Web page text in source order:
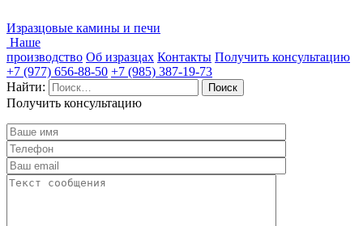
Изразцовые камины и печи
Наше
производство Об изразцах Контакты Получить консультацию
+7 (977) 656-88-50 +7 (985) 387-19-73
Найти:
Получить консультацию